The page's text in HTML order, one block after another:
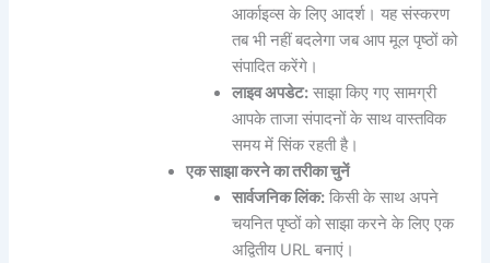
आर्काइव्स के लिए आदर्श। यह संस्करण
तब भी नहीं बदलेगा जब आप मूल पृष्ठों को
संपादित करेंगे।
लाइव अपडेट:साझा किए गए सामग्री
आपके ताजा संपादनों के साथ वास्तविक
समय में सिंक रहती है।
एक साझा करने का तरीका चुनें
सार्वजनिक लिंक:किसी के साथ अपने
चयनित पृष्ठों को साझा करने के लिए एक
अद्वितीय URL बनाएं।